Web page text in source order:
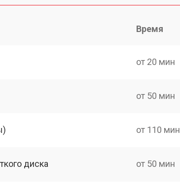
Время
от 20 мин
от 50 мин
от 110 мин
диска от 50 мин